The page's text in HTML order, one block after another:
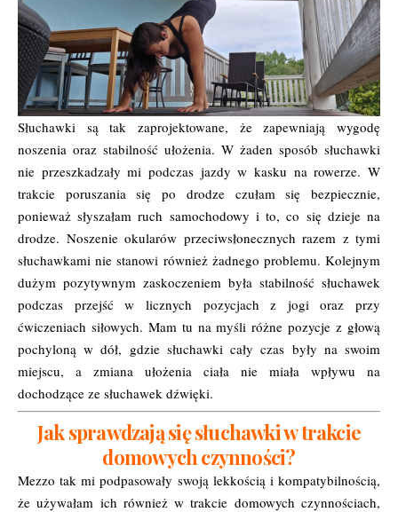
Słuchawki są tak zaprojektowane, że zapewniają wygodę
noszenia oraz stabilność ułożenia. W żaden sposób słuchawki
nie przeszkadzały mi podczas jazdy w kasku na rowerze. W
trakcie poruszania się po drodze czułam się bezpiecznie,
ponieważ słyszałam ruch samochodowy i to, co się dzieje na
drodze. Noszenie okularów przeciwsłonecznych razem z tymi
słuchawkami nie stanowi również żadnego problemu. Kolejnym
dużym pozytywnym zaskoczeniem była stabilność słuchawek
podczas przejść w licznych pozycjach z jogi oraz przy
ćwiczeniach siłowych. Mam tu na myśli różne pozycje z głową
pochyloną w dół, gdzie słuchawki cały czas były na swoim
miejscu, a zmiana ułożenia ciała nie miała wpływu na
dochodzące ze słuchawek dźwięki.
Jak sprawdzają się słuchawki w trakcie
domowych czynności?
Mezzo tak mi podpasowały swoją lekkością i kompatybilnością,
że używałam ich również w trakcie domowych czynnościach,